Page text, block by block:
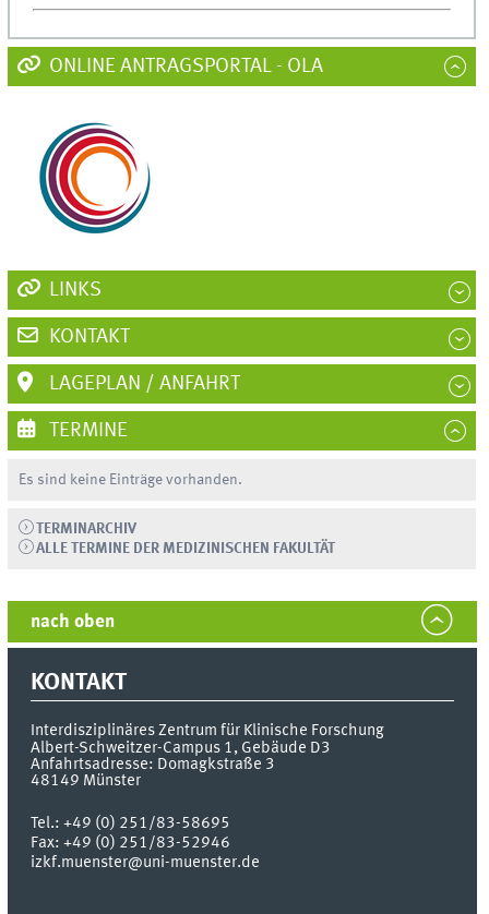
ONLINE ANTRAGSPORTAL - OLA
LINKS
KONTAKT
LAGEPLAN / ANFAHRT
TERMINE
Es sind keine Einträge vorhanden.
TERMINARCHIV
ALLE TERMINE DER MEDIZINISCHEN FAKULTÄT
nach oben
KONTAKT
Interdisziplinäres Zentrum für Klinische Forschung
Albert-Schweitzer-Campus 1, Gebäude D3
Anfahrtsadresse: Domagkstraße 3
48149 Münster
Tel.:+49 (0) 251/83-58695
Fax:+49 (0) 251/83-52946
izkf.muenster@uni-muenster.de